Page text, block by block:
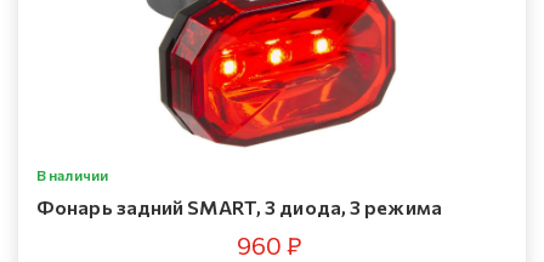
В наличии
Фонарь задний SMART, 3 диода, 3 режима
960 ₽